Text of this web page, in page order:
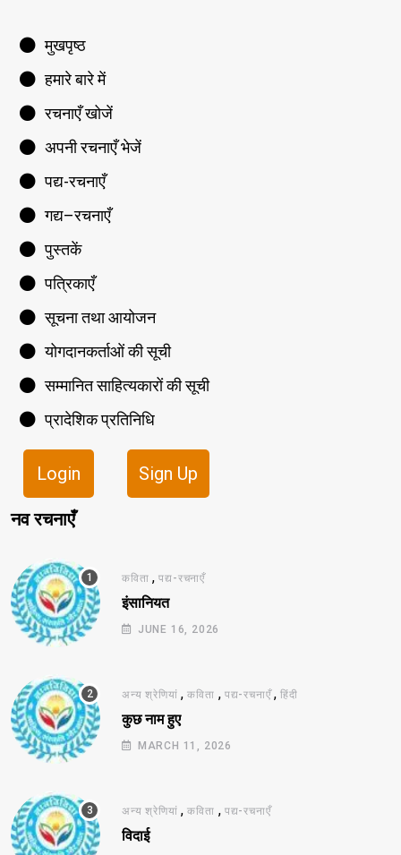
मुखपृष्ठ
हमारे बारे में
रचनाएँ खोजें
अपनी रचनाएँ भेजें
पद्य-रचनाएँ
गद्य–रचनाएँ
पुस्तकें
पत्रिकाएँ
सूचना तथा आयोजन
योगदानकर्ताओं की सूची
सम्मानित साहित्यकारों की सूची
प्रादेशिक प्रतिनिधि
Login Sign Up
नव रचनाएँ
कविता ,पद्य-रचनाएँ
इंसानियत
JUNE 16, 2026
अन्य श्रेणियां ,कविता , पद्य-रचनाएँ,हिंदी
कुछ नाम हुए
MARCH 11, 2026
अन्य श्रेणियां ,कविता , पद्य-रचनाएँ
विदाई